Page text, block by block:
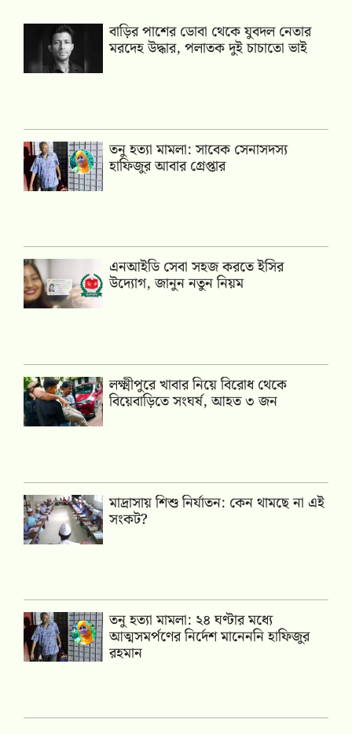
বাড়ির পাশের ডোবা থেকে যুবদল নেতার
মরদেহ উদ্ধার, পলাতক দুই চাচাতো ভাই
তনু হত্যা মামলা: সাবেক সেনাসদস্য
হাফিজুর আবার গ্রেপ্তার
এনআইডি সেবা সহজ করতে ইসির
উদ্যোগ, জানুন নতুন নিয়ম
লক্ষ্মীপুরে খাবার নিয়ে বিরোধ থেকে
বিয়েবাড়িতে সংঘর্ষ, আহত ৩ জন
মাদ্রাসায় শিশু নির্যাতন: কেন থামছে না এই
সংকট?
তনু হত্যা মামলা: ২৪ ঘণ্টার মধ্যে
আত্মসমর্পণের নির্দেশ মানেননি হাফিজুর
রহমান